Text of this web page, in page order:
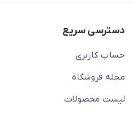
دسترسی سریع
حساب کاربری
مجله فروشگاه
لیست محصولات